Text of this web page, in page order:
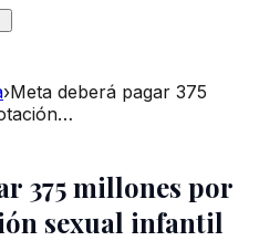
›Meta deberá pagar 375
375 millones por
sexual infantil